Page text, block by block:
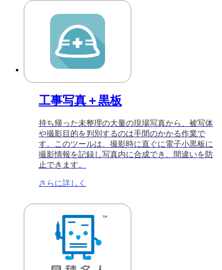
工事写真＋黒板
持ち帰った未整理の大量の現場写真から、被写体
や撮影目的を判別するのは手間のかかる作業で
す。このツールは、撮影時に直ぐに電子小黒板に
撮影情報を記録し写真内に合成でき、間違いを防
止できます。
さらに詳しく